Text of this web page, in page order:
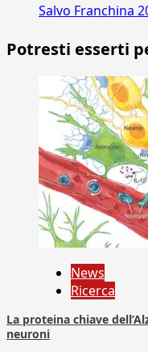
Salvo Franchina
Potresti esserti
News
Ricerca
La proteina chiave
neuroni